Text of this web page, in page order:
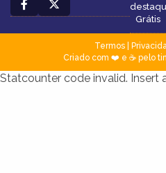
Grátis
Termos|
Criado com ❤️ e ☕ pelo
Statcounter code invalid. Insert